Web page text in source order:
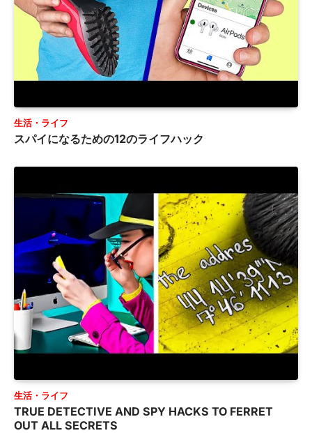
生活・ライフ
スパイになるための12のライフハック
生活・ライフ
TRUE DETECTIVE AND SPY HACKS TO FERRET
OUT ALL SECRETS